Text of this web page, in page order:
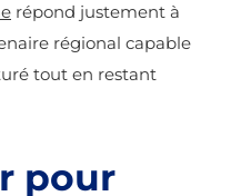
répond justement à
régional capable
tout en restant
pour